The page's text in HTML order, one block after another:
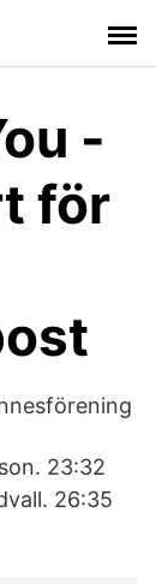
-
för
23:32
26:35